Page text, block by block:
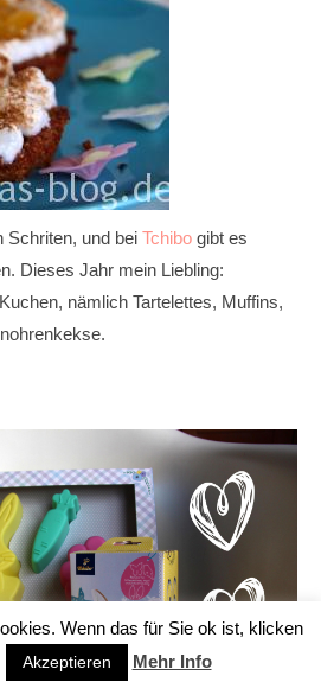
Schriten, und bei Tchibo gibt es
Dieses Jahr mein Liebling:
nämlich Tartelettes, Muffins,
Wenn das für Sie ok ist, klicken
Akzeptieren Mehr Info